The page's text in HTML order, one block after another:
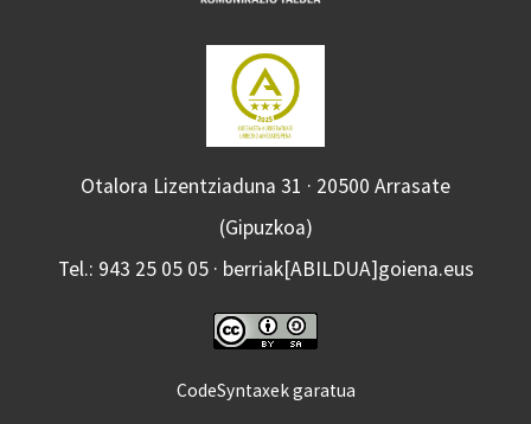
Otalora Lizentziaduna 31 · 20500 Arrasate
(Gipuzkoa)
Tel.: 943 25 05 05 · berriak[ABILDUA]goiena.eus
CodeSyntaxek garatua